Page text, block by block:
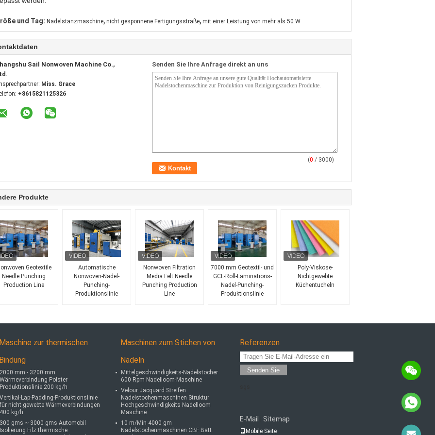
und Tag: Nadelstanzmaschine, nicht gesponnene Fertigungsstraße, mit einer Leistung von mehr als 50 W
Sail Nonwoven Machine Co.,
Miss. Grace
+8615821125326
Senden Sie Ihre Anfrage direkt an uns
(0 / 3000)
Produkte
Geotextile
Needle Punching
Production Line
Automatische
Nonwoven-Nadel-
Punching-
Produktionslinie
Nonwoven Filtration
Media Felt Needle
Punching Production
Line
7000 mm Geotextil- und
GCL-Roll-Laminations-
Nadel-Punching-
Produktionslinie
Poly-Viskose-
Nichtgewebte
Küchentucheln
Maschine zur thermischen
Bindung
2000 mm - 3200 mm
Wärmeverbindung Polster
Produktionslinie 200 kg/h
Vertikal-Lap-Padding-Produktionslinie
für nicht gewebte Wärmeverbindungen
400 kg/h
300 gms ~ 3000 gms Automobil
Isolierung Filz thermische
Maschinen zum Stichen von
Nadeln
Mittelgeschwindigkeits-Nadelstocher
600 Rpm Nadelloom-Maschine
Velour Jacquard Streifen
Nadelstochenmaschinen Struktur
Hochgeschwindigkeits Nadelloom
Maschine
10 m/Min 4000 gm
Nadelstochenmaschinen CBF Batt
Referenzen
Senden Sie
E-Mail Sitemap
Mobile Seite